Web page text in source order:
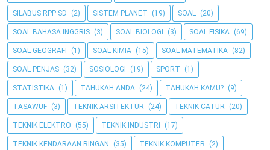
SILABUS RPP SD (2) SISTEM PLANET (19) SOAL (20)
SOAL BAHASA INGGRIS (3) SOAL BIOLOGI (3) SOAL FISIKA (69)
SOAL GEOGRAFI (1) SOAL KIMIA (15) SOAL MATEMATIKA (82)
SOAL PENJAS (32) SOSIOLOGI (19) SPORT (1)
STATISTIKA (1) TAHUKAH ANDA (24) TAHUKAH KAMU? (9)
TASAWUF (3) TEKNIK ARSITEKTUR (24) TEKNIK CATUR (20)
TEKNIK ELEKTRO (55) TEKNIK INDUSTRI (17)
TEKNIK KENDARAAN RINGAN (35) TEKNIK KOMPUTER (2)